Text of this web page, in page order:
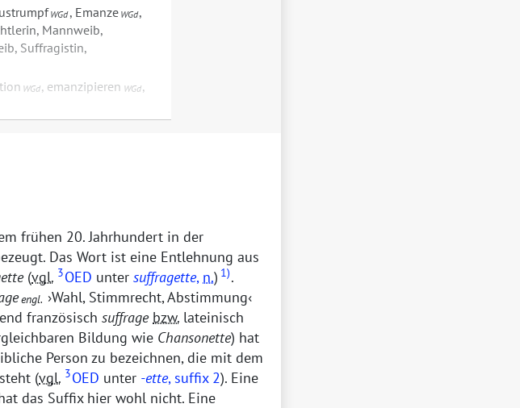
WGd, Emanze WGd,
, Mannweib,
, Suffragistin,
WGd, emanzipieren WGd,
frühen 20. Jahrhundert in der
Das Wort ist eine Entlehnung aus
(vgl. 3OED untersuffragette, n.) 1).
engl.
Wahl, Stimmrecht, Abstimmung
französischsuffrage bzw. lateinisch
Bildung wie Chansonette) hat
Person zu bezeichnen, die mit dem
(vgl. 3OED unter -ette, suffix 2). Eine
das Suffix hier wohl nicht. Eine